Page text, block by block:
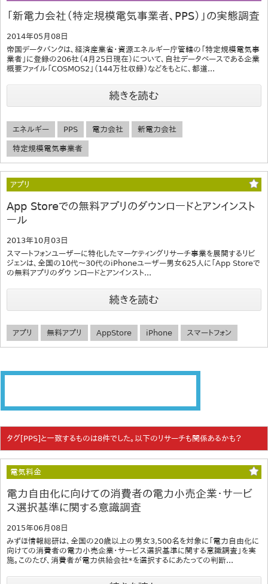
「新電力会社（特定規模電気事業者、PPS）」の実態調査
2014年05月08日
帝国データバンクは、経済産業省・資源エネルギー庁管轄の「特定規模電気事
業者」に登録の206社（4月25日現在）について、自社データベースである企業
概要ファイル「COSMOS2」（144万社収録）などをもとに、都道...
続きを読む
エネルギー PPS 電力会社 新電力会社
特定規模電気事業者
アプリ
App Storeでの無料アプリのダウンロードとアンインスト
ール
2013年10月03日
スマートフォンユーザーに特化したマーケティングリサーチ事業を展開するリビ
ジェンは、全国の10代～30代のiPhoneユーザー男女625人に「App Storeで
の無料アプリのダウ ンロードとアンインスト...
続きを読む
アプリ 無料アプリ AppStore iPhone スマートフォン
タグ[PPS]と一致するものは8件でした。以下のリサーチも関係あるかも？
電気料金
電力自由化に向けての消費者の電力小売企業・サービ
ス選択基準に関する意識調査
2015年06月08日
みずほ情報総研は、全国の20歳以上の男女3,500名を対象に「電力自由化に
向けての消費者の電力小売企業・サービス選択基準に関する意識調査」を実
施。このたび、消費者が電力供給会社*を選択するにあたっての判断...